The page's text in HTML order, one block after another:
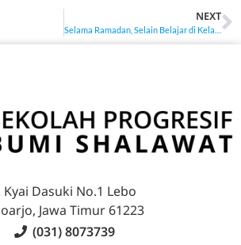
NEXT
Kyai Dasuki No.1 Lebo
Jawa Timur 61223
(031) 8073739